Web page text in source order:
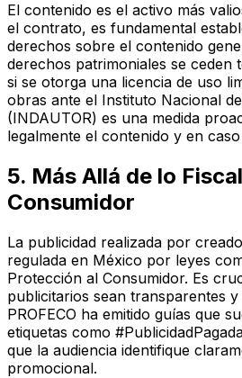
El contenido es el activo más
el contrato, es fundamental
derechos sobre el contenido
derechos patrimoniales se ceden
si se otorga una licencia de uso
obras ante el Instituto Nacional
(INDAUTOR) es una medida
legalmente el contenido y en
5. Más Allá de lo
Consumidor
La publicidad realizada por
regulada en México por leyes
Protección al Consumidor. Es
publicitarios sean transparentes
PROFECO ha emitido guías que
etiquetas como
que la audiencia identifique
promocional.